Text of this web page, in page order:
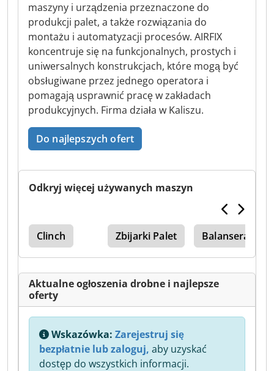
maszyny i urządzenia przeznaczone do
produkcji palet, a także rozwiązania do
montażu i automatyzacji procesów. AIRFIX
koncentruje się na funkcjonalnych, prostych i
uniwersalnych konstrukcjach, które mogą być
obsługiwane przez jednego operatora i
pomagają usprawnić pracę w zakładach
produkcyjnych. Firma działa w Kaliszu.
Do najlepszych ofert
Odkryj więcej używanych maszyn
Clinch Zbijarki Palet Balansera
Aktualne ogłoszenia drobne i najlepsze
oferty
Wskazówka: Zarejestruj się
bezpłatnie lub zaloguj, aby uzyskać
dostęp do wszystkich informacji.